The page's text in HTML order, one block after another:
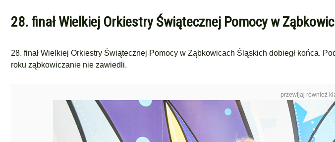
28. finał Wielkiej Orkiestry Świątecznej Pomocy w
28. finał Wielkiej Orkiestry Świątecznej Pomocy w Ząbkowicach Śląskich dobiegł końca.
roku ząbkowiczanie nie zawiedli.
przewijaj również